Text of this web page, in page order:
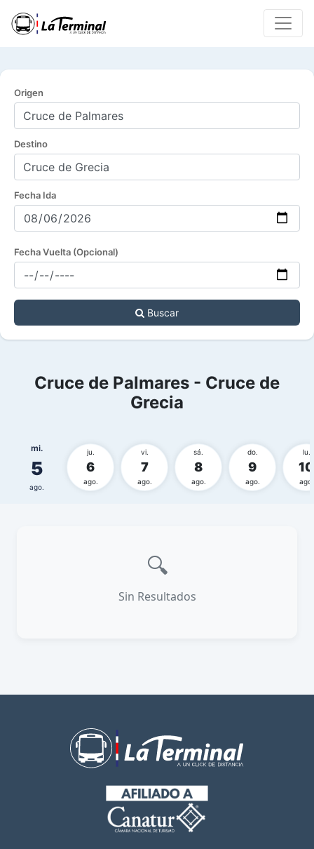
Origen
Destino
Fecha Ida
Fecha Vuelta (Opcional)
Buscar
Cruce de Palmares - Cruce de
Grecia
mi.
5
ago.
ju.
6
ago.
vi.
7
ago.
sá.
8
ago.
do.
9
ago.
lu.
10
ago.
🔍
Sin Resultados